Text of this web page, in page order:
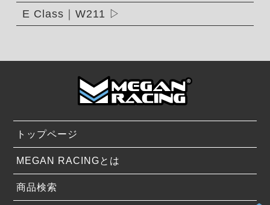
E Class｜W211
トップページ
MEGAN RACINGとは
商品検索